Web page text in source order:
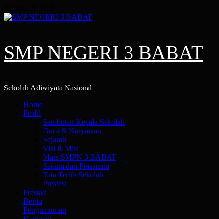
to
SMP NEGERI 3 BABAT
Sekolah Adiwiyata Nasional
PrimaryHome
Profil
Sambutan Kepala Sekolah
Guru & Karyawan
Sejarah
Visi & Misi
Mars SMPN 3 BABAT
Sarana dan Prasarana
Tata Tertib Sekolah
Prestasi
Prestasi
Berita
Pengumuman